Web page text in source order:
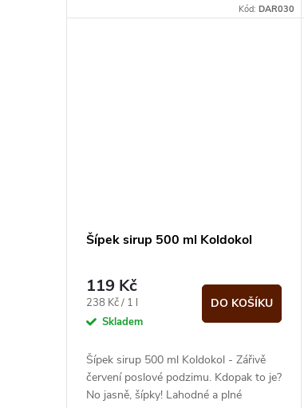
pro chvíle klidu, zahřátí a každodenní...
Kód:DAR030
Šípek sirup 500 ml Koldokol
119 Kč
Měrná
cena:
238 Kč / 1 l
Skladem
DO KOŠÍKU
Šípek sirup 500 ml Koldokol - Zářivě
červení poslové podzimu. Kdopak to je?
No jasně, šípky! Lahodné a plné